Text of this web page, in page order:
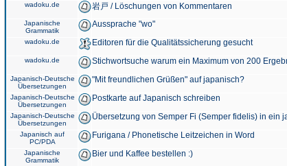
wadoku.de 岩戸 / Löschungen von Kommentaren
Japanische
Grammatik
Aussprache "wo"
wadoku.de Editoren für die Qualitätssicherung gesucht
wadoku.de Stichwortsuche warum ein Maximum von 200
Japanisch-Deutsche
Übersetzungen
"Mit freundlichen Grüßen" auf japanisch?
Japanisch-Deutsche
Übersetzungen
Postkarte auf Japanisch schreiben
Japanisch-Deutsche
Übersetzungen
Übersetzung von Semper Fi (Semper fidelis) in ein
Japanisch auf
PC/PDA
Furigana / Phonetische Leitzeichen in Word
Japanische
Grammatik
Bier und Kaffee bestellen :)